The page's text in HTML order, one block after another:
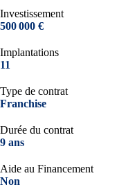
Investissement
500 000 €
Implantations
11
Type de contrat
Franchise
Durée du contrat
9 ans
Aide au Financement
Non